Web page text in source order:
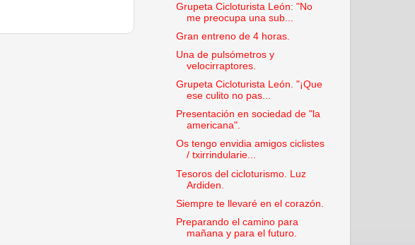
Grupeta Cicloturista León: "No
me preocupa una sub...
Gran entreno de 4 horas.
Una de pulsómetros y
velocirraptores.
Grupeta Cicloturista León. "¡Que
ese culito no pas...
Presentación en sociedad de "la
americana".
Os tengo envidia amigos ciclistes
/ txirrindularie...
Tesoros del cicloturismo. Luz
Ardiden.
Siempre te llevaré en el corazón.
Preparando el camino para
mañana y para el futuro.